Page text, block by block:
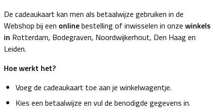
De cadeaukaart kan men als betaalwijze gebruiken in de
Webshop bij een onlinebestelling of inwisselen in onze winkels
in Rotterdam, Bodegraven, Noordwijkerhout, Den Haag en
Leiden.
Hoe werkt het?
Voeg de cadeaukaart toe aan je winkelwagentje.
Kies een betaalwijze en vul de benodigde gegevens in.